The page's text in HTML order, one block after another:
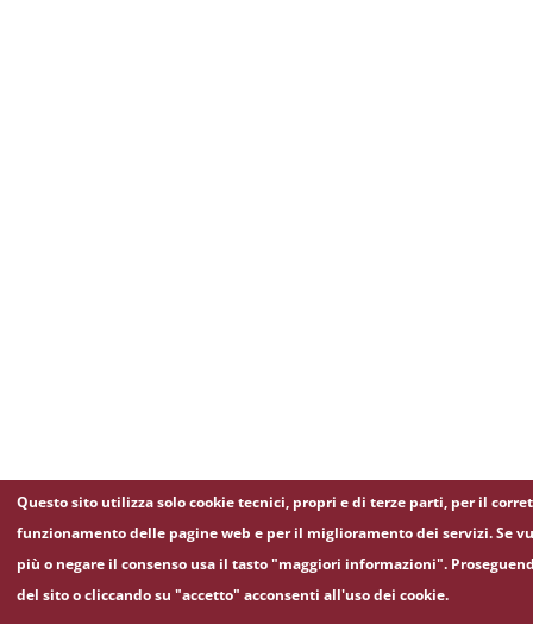
Questo sito utilizza solo cookie tecnici, propri e di terze parti, per il
funzionamento delle pagine web e per il miglioramento dei servizi. Se
più o negare il consenso usa il tasto "maggiori informazioni".
del sito o cliccando su "accetto" acconsenti all'uso dei cookie.